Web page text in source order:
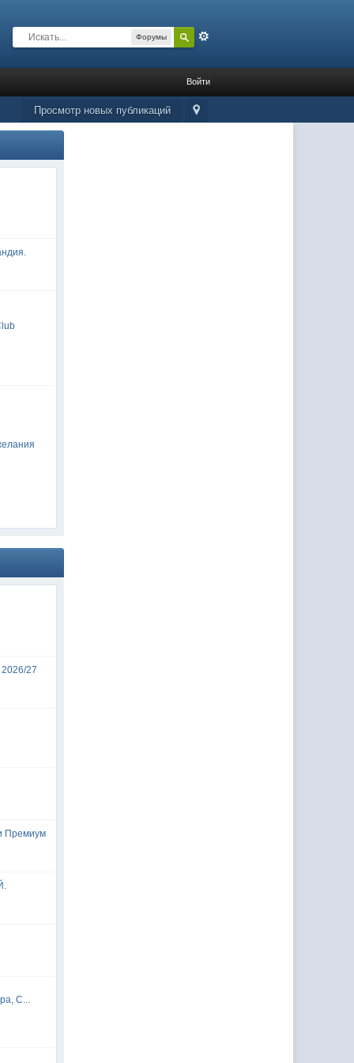
Форумы
Войти
Просмотр новых публикаций
27
Премиум
С...